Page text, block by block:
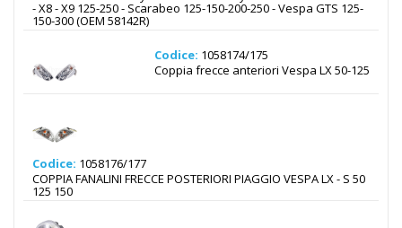
- X8 - X9 125-250 - Scarabeo 125-150-200-250 - Vespa GTS 125-
150-300 (OEM 58142R)
Codice: 1058174/175
Coppia frecce anteriori Vespa LX 50-125
Codice: 1058176/177
COPPIA FANALINI FRECCE POSTERIORI PIAGGIO VESPA LX - S 50
125 150